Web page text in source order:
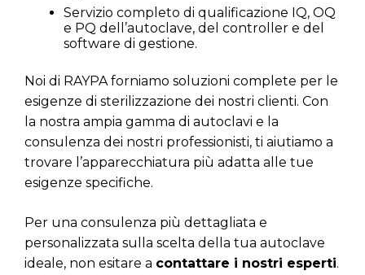
Servizio completo di qualificazione IQ, OQ
e PQ dell’autoclave, del controller e del
software di gestione.
Noi di RAYPA forniamo soluzioni complete per le
esigenze di sterilizzazione dei nostri clienti. Con
la nostra ampia gamma di autoclavi e la
consulenza dei nostri professionisti, ti aiutiamo a
trovare l’apparecchiatura più adatta alle tue
esigenze specifiche.
Per una consulenza più dettagliata e
personalizzata sulla scelta della tua autoclave
ideale, non esitare a contattare i nostri esperti.